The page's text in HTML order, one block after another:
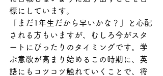
標にしています。
「まだ1年生だから早いかな？」と心配
される方もいますが、むしろ今がスタ
ートにぴったりのタイミングです。学
ぶ意欲が高まり始めるこの時期に、英
語にもコツコツ触れていくことで、将